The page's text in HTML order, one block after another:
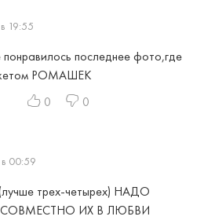
19:55
последнее фото,где
РОМАШЕК
0 0
00:59
трех-четырех) НАДО
ИХ В ЛЮБВИ